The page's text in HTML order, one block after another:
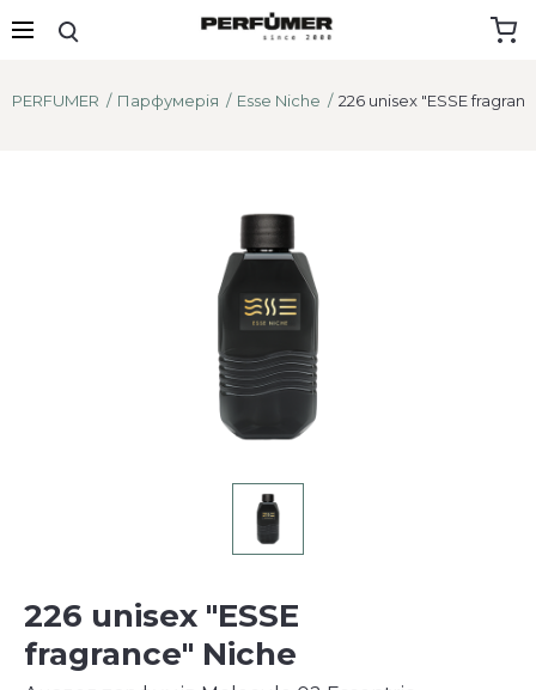
PERFUMER Парфумерія Esse Niche 226 unisex "ESSE
226 unisex "ESSE
fragrance" Niche